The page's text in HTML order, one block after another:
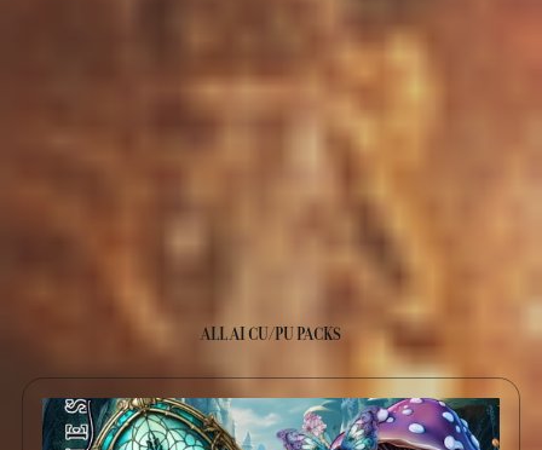
ALL AI CU/PU PACKS